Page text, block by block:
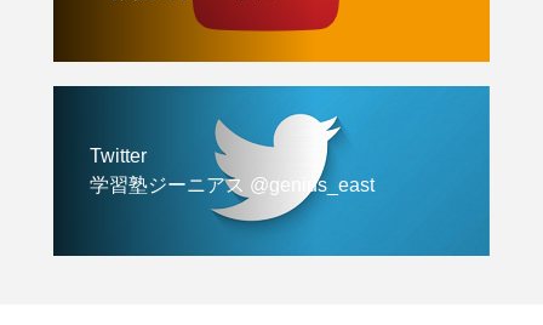
Twitter
学習塾ジーニアス @genius_east